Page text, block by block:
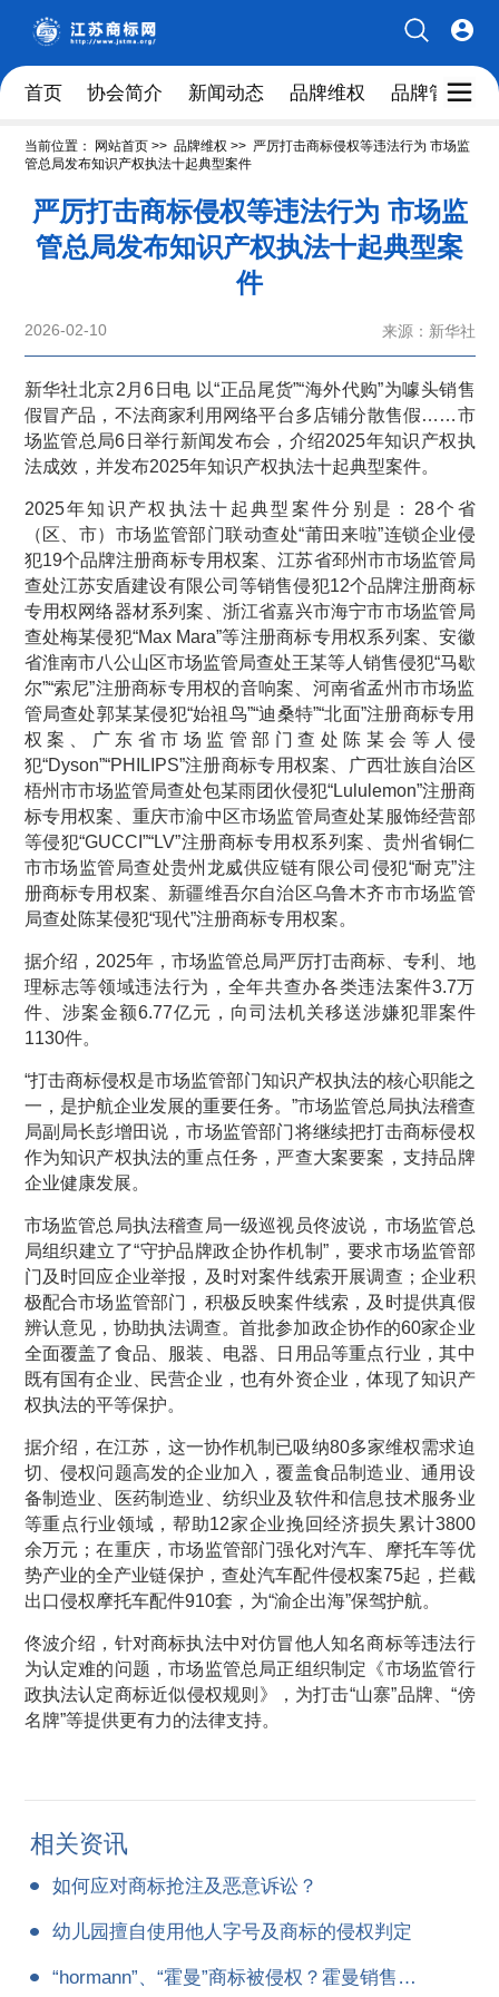
首页 协会简介 新闻动态 品牌维权 品牌管理人
当前位置： 网站首页>> 品牌维权 >> 严厉打击商标侵权等违法行为 市场监
管总局发布知识产权执法十起典型案件
严厉打击商标侵权等违法行为 市场监
管总局发布知识产权执法十起典型案
件
2026-02-10 来源：新华社
新华社北京2月6日电 以“正品尾货”“海外代购”为噱头销售
假冒产品，不法商家利用网络平台多店铺分散售假……市
场监管总局6日举行新闻发布会，介绍2025年知识产权执
法成效，并发布2025年知识产权执法十起典型案件。
2025年知识产权执法十起典型案件分别是：28个省
（区、市）市场监管部门联动查处“莆田来啦”连锁企业侵
犯19个品牌注册商标专用权案、江苏省邳州市市场监管局
查处江苏安盾建设有限公司等销售侵犯12个品牌注册商标
专用权网络器材系列案、浙江省嘉兴市海宁市市场监管局
查处梅某侵犯“Max Mara”等注册商标专用权系列案、安徽
省淮南市八公山区市场监管局查处王某等人销售侵犯“马歇
尔”“索尼”注册商标专用权的音响案、河南省孟州市市场监
管局查处郭某某侵犯“始祖鸟”“迪桑特”“北面”注册商标专用
权案、广东省市场监管部门查处陈某会等人侵
犯“Dyson”“PHILIPS”注册商标专用权案、广西壮族自治区
梧州市市场监管局查处包某雨团伙侵犯“Lululemon”注册商
标专用权案、重庆市渝中区市场监管局查处某服饰经营部
等侵犯“GUCCI”“LV”注册商标专用权系列案、贵州省铜仁
市市场监管局查处贵州龙威供应链有限公司侵犯“耐克”注
册商标专用权案、新疆维吾尔自治区乌鲁木齐市市场监管
局查处陈某侵犯“现代”注册商标专用权案。
据介绍，2025年，市场监管总局严厉打击商标、专利、地
理标志等领域违法行为，全年共查办各类违法案件3.7万
件、涉案金额6.77亿元，向司法机关移送涉嫌犯罪案件
1130件。
“打击商标侵权是市场监管部门知识产权执法的核心职能之
一，是护航企业发展的重要任务。”市场监管总局执法稽查
局副局长彭增田说，市场监管部门将继续把打击商标侵权
作为知识产权执法的重点任务，严查大案要案，支持品牌
企业健康发展。
市场监管总局执法稽查局一级巡视员佟波说，市场监管总
局组织建立了“守护品牌政企协作机制”，要求市场监管部
门及时回应企业举报，及时对案件线索开展调查；企业积
极配合市场监管部门，积极反映案件线索，及时提供真假
辨认意见，协助执法调查。首批参加政企协作的60家企业
全面覆盖了食品、服装、电器、日用品等重点行业，其中
既有国有企业、民营企业，也有外资企业，体现了知识产
权执法的平等保护。
据介绍，在江苏，这一协作机制已吸纳80多家维权需求迫
切、侵权问题高发的企业加入，覆盖食品制造业、通用设
备制造业、医药制造业、纺织业及软件和信息技术服务业
等重点行业领域，帮助12家企业挽回经济损失累计3800
余万元；在重庆，市场监管部门强化对汽车、摩托车等优
势产业的全产业链保护，查处汽车配件侵权案75起，拦截
出口侵权摩托车配件910套，为“渝企出海”保驾护航。
佟波介绍，针对商标执法中对仿冒他人知名商标等违法行
为认定难的问题，市场监管总局正组织制定《市场监管行
政执法认定商标近似侵权规则》，为打击“山寨”品牌、“傍
名牌”等提供更有力的法律支持。
相关资讯
如何应对商标抢注及恶意诉讼？
幼儿园擅自使用他人字号及商标的侵权判定
“hormann”、“霍曼”商标被侵权？霍曼销售公司索赔300万！